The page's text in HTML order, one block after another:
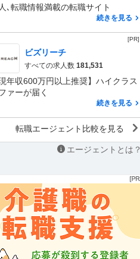
､転職情報満載の転職サイト
続きを見る
[PR]
ビズリーチ
すべての求人数 181,531
現年収600万円以上推奨】ハイクラス
ァーが届く
続きを見る
転職エージェント比較を見る
エージェントとは？